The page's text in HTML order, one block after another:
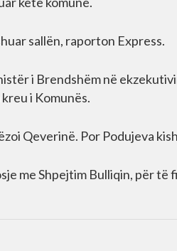
sallën, raporton Express.
i Brendshëm në
i Komunës.
Qeverinë. Por Podujeva
me Shpejtim Bulliqin, për të